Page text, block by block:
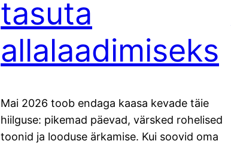
tasuta
allalaadimiseks
Mai 2026 toob endaga kaasa kevade täie
hiilguse: pikemad päevad, värsked rohelised
toonid ja looduse ärkamise. Kui soovid oma